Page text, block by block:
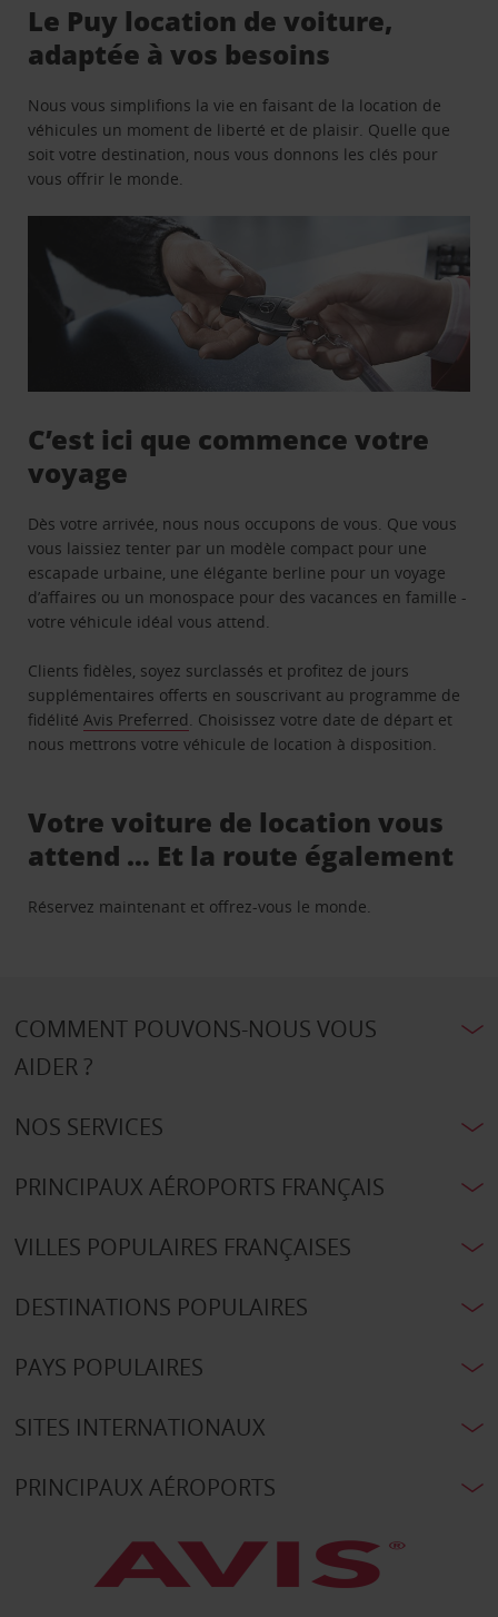
Le Puy location de voiture,
adaptée à vos besoins
Nous vous simplifions la vie en faisant de la location de
véhicules un moment de liberté et de plaisir. Quelle que
soit votre destination, nous vous donnons les clés pour
vous offrir le monde.
C’est ici que commence votre
voyage
Dès votre arrivée, nous nous occupons de vous. Que vous
vous laissiez tenter par un modèle compact pour une
escapade urbaine, une élégante berline pour un voyage
d’affaires ou un monospace pour des vacances en famille -
votre véhicule idéal vous attend.
Clients fidèles, soyez surclassés et profitez de jours
supplémentaires offerts en souscrivant au programme de
fidélitéAvis Preferred. Choisissez votre date de départ et
nous mettrons votre véhicule de location à disposition.
Votre voiture de location vous
attend … Et la route également
Réservez maintenant et offrez-vous le monde.
COMMENT POUVONS-NOUS VOUS
AIDER ?
NOS SERVICES
PRINCIPAUX AÉROPORTS FRANÇAIS
VILLES POPULAIRES FRANÇAISES
DESTINATIONS POPULAIRES
PAYS POPULAIRES
SITES INTERNATIONAUX
PRINCIPAUX AÉROPORTS